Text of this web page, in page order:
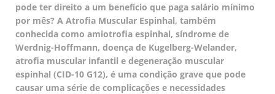
pode ter direito a um benefício que paga salário mínimo
por mês? A Atrofia Muscular Espinhal, também
conhecida como amiotrofia espinhal, síndrome de
Werdnig-Hoffmann, doença de Kugelberg-Welander,
atrofia muscular infantil e degeneração muscular
espinhal (CID-10 G12), é uma condição grave que pode
causar uma série de complicações e necessidades